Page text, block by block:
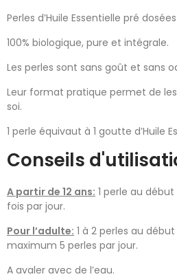
Perles d’Huile Essentielle pré
100% biologique, pure et intégrale.
Les perles sont sans goût et sans
Leur format pratique permet de
soi.
1 perle équivaut à 1 goutte d’Huile
Conseils
A partir de 12 ans: 1 perle au
fois par jour.
Pour l’adulte: 1 à 2 perles au
maximum 5 perles par jour.
A avaler avec de l’eau.